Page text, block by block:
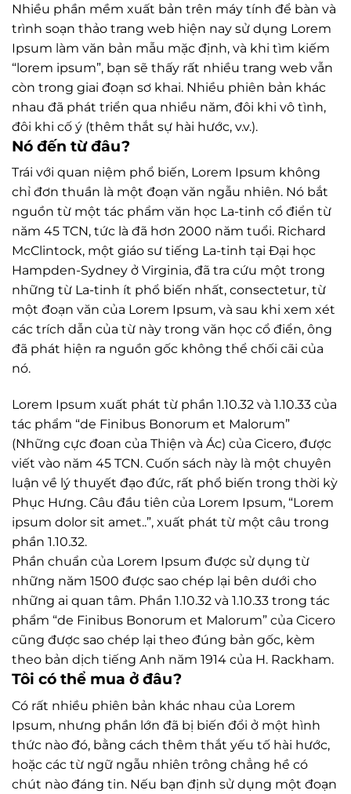
Nhiều phần mềm xuất bản trên máy tính để bàn và
trình soạn thảo trang web hiện nay sử dụng Lorem
Ipsum làm văn bản mẫu mặc định, và khi tìm kiếm
“lorem ipsum”, bạn sẽ thấy rất nhiều trang web vẫn
còn trong giai đoạn sơ khai. Nhiều phiên bản khác
nhau đã phát triển qua nhiều năm, đôi khi vô tình,
đôi khi cố ý (thêm thắt sự hài hước, v.v.).
Nó đến từ đâu?
Trái với quan niệm phổ biến, Lorem Ipsum không
chỉ đơn thuần là một đoạn văn ngẫu nhiên. Nó bắt
nguồn từ một tác phẩm văn học La-tinh cổ điển từ
năm 45 TCN, tức là đã hơn 2000 năm tuổi. Richard
McClintock, một giáo sư tiếng La-tinh tại Đại học
Hampden-Sydney ở Virginia, đã tra cứu một trong
những từ La-tinh ít phổ biến nhất, consectetur, từ
một đoạn văn của Lorem Ipsum, và sau khi xem xét
các trích dẫn của từ này trong văn học cổ điển, ông
đã phát hiện ra nguồn gốc không thể chối cãi của
nó.
Lorem Ipsum xuất phát từ phần 1.10.32 và 1.10.33 của
tác phẩm “de Finibus Bonorum et Malorum”
(Những cực đoan của Thiện và Ác) của Cicero, được
viết vào năm 45 TCN. Cuốn sách này là một chuyên
luận về lý thuyết đạo đức, rất phổ biến trong thời kỳ
Phục Hưng. Câu đầu tiên của Lorem Ipsum, “Lorem
ipsum dolor sit amet..”, xuất phát từ một câu trong
phần 1.10.32.
Phần chuẩn của Lorem Ipsum được sử dụng từ
những năm 1500 được sao chép lại bên dưới cho
những ai quan tâm. Phần 1.10.32 và 1.10.33 trong tác
phẩm “de Finibus Bonorum et Malorum” của Cicero
cũng được sao chép lại theo đúng bản gốc, kèm
theo bản dịch tiếng Anh năm 1914 của H. Rackham.
Tôi có thể mua ở đâu?
Có rất nhiều phiên bản khác nhau của Lorem
Ipsum, nhưng phần lớn đã bị biến đổi ở một hình
thức nào đó, bằng cách thêm thắt yếu tố hài hước,
hoặc các từ ngữ ngẫu nhiên trông chẳng hề có
chút nào đáng tin. Nếu bạn định sử dụng một đoạn